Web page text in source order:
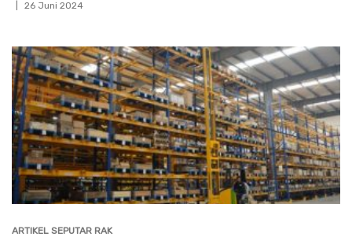
26 Juni 2024
ARTIKEL SEPUTAR RAK